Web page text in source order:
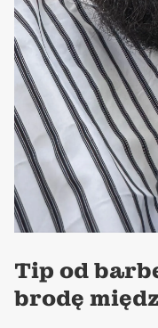
Tip od
brodę